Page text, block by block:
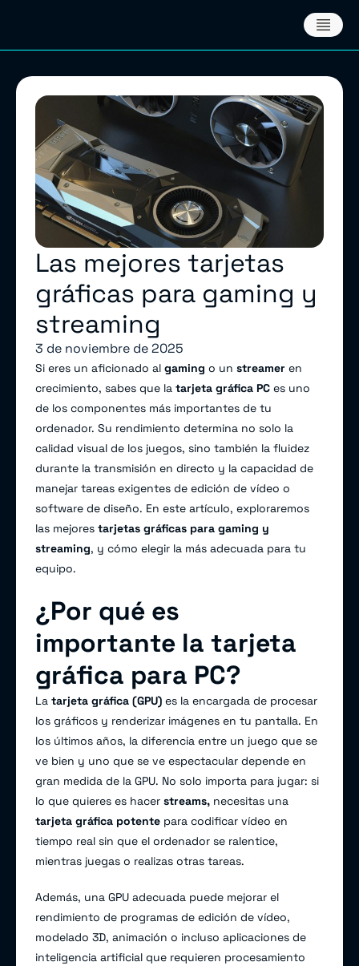
Las mejores tarjetas
gráficas para gaming y
streaming
3 de noviembre de 2025
Si eres un aficionado al gaming o un streamer en
crecimiento, sabes que la tarjeta gráfica PC es uno
de los componentes más importantes de tu
ordenador. Su rendimiento determina no solo la
calidad visual de los juegos, sino también la fluidez
durante la transmisión en directo y la capacidad de
manejar tareas exigentes de edición de vídeo o
software de diseño. En este artículo, exploraremos
las mejores tarjetas gráficas para gaming y
streaming, y cómo elegir la más adecuada para tu
equipo.
¿Por qué es
importante la tarjeta
gráfica para PC?
La tarjeta gráfica (GPU) es la encargada de procesar
los gráficos y renderizar imágenes en tu pantalla. En
los últimos años, la diferencia entre un juego que se
ve bien y uno que se ve espectacular depende en
gran medida de la GPU. No solo importa para jugar: si
lo que quieres es hacer streams, necesitas una
tarjeta gráfica potente para codificar vídeo en
tiempo real sin que el ordenador se ralentice,
mientras juegas o realizas otras tareas.
Además, una GPU adecuada puede mejorar el
rendimiento de programas de edición de vídeo,
modelado 3D, animación o incluso aplicaciones de
inteligencia artificial que requieren procesamiento